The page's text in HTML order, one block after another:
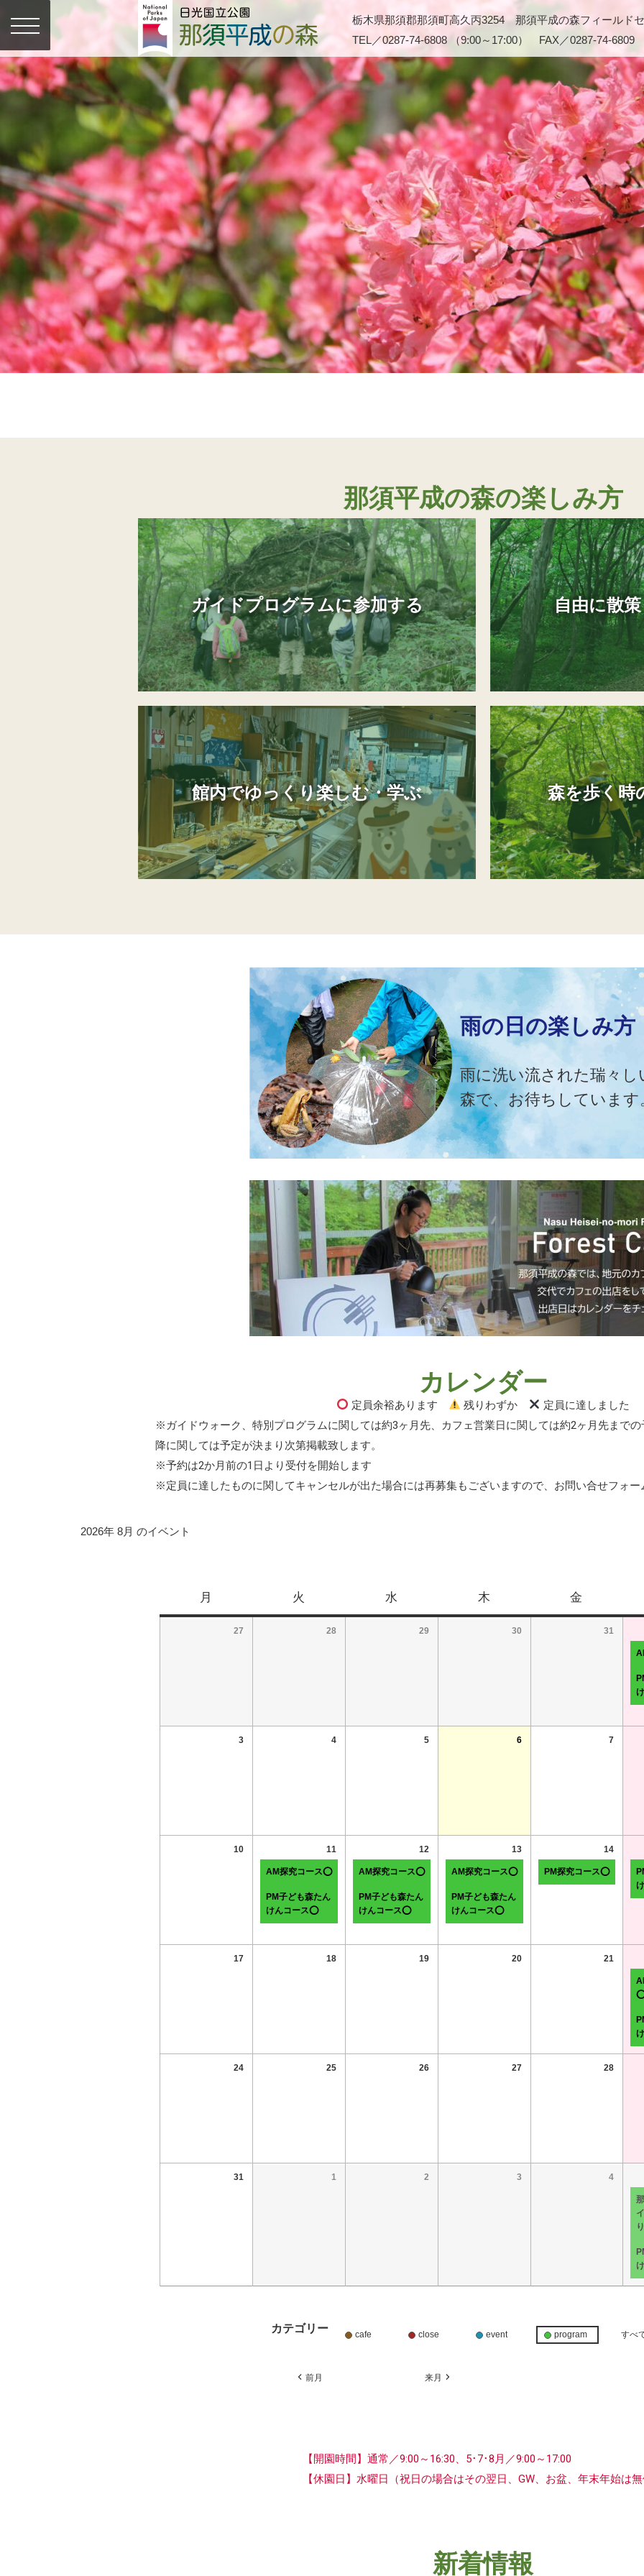
栃木県那須郡那須町高久丙3254 那須平成の森フィールド
TEL／0287-74-6808 （9:00～17:00） FAX／0287-74-6809
那須平成の森の楽しみ方
ガイドプログラムに参加する 自由に散
館内でゆっくり楽しむ・学ぶ 森を歩く時
雨の日の楽しみ方
雨に洗い流された瑞々し
森で、お待ちしています
カレンダー
定員余裕あります 残りわずか
定員に達しました
※ガイドウォーク、特別プログラムに関しては約3ヶ月先、カフェ営業日に関しては約2ヶ月先まで
降に関しては予定が決まり次第掲載致します。
※予約は2か月前の1日より受付を開始します
※定員に達したものに関してキャンセルが出た場合には再募集もございますので、お問い合せフォ
2026年 8月 のイベント
月 火 水 木 金
27 28 29 30 31
3 4 5 6 7
10 11
AM探究コース⭕
PM子ども森たん
けんコース⭕
12
AM探究コース⭕
PM子ども森たん
けんコース⭕
13
AM探究コース⭕
PM子ども森たん
けんコース⭕
14
PM探究コース⭕
17 18 19 20 21
24 25 26 27 28
31 1 2 3 4
カテゴリー cafe close event program すべ
前月 来月
【開園時間】 通常／9:00～16:30、5･7･8月／9:00～17:00
【休園日】水曜日 （祝日の場合はその翌日、GW、お盆、年末年始は
新着情報